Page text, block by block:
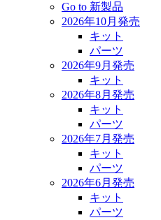
Go to 新製品
2026年10月発売
キット
パーツ
2026年9月発売
キット
2026年8月発売
キット
パーツ
2026年7月発売
キット
パーツ
2026年6月発売
キット
パーツ